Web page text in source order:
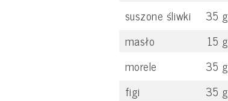
suszone śliwki
35 g
masło
15 g
morele
35 g
figi
35 g